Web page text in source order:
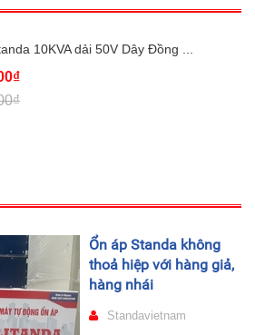
10KVA dải 50V Dây Đồng ...
Ổn áp Standa không
thoả hiệp với hàng giả,
hàng nhái
Standavietnam